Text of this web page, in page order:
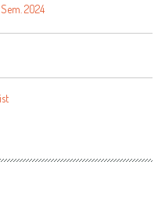
2024